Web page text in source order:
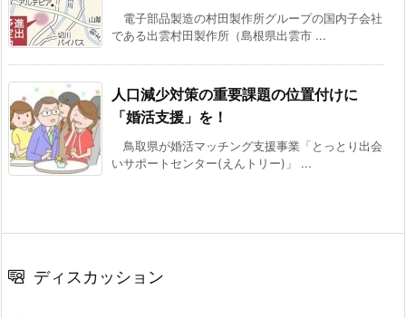
電子部品製造の村田製作所グループの国内子会社
である出雲村田製作所（島根県出雲市 ...
人口減少対策の重要課題の位置付けに
「婚活支援」を！
鳥取県が婚活マッチング支援事業「とっとり出会
いサポートセンター(えんトリー)」 ...
ディスカッション